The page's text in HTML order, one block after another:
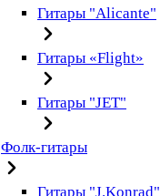
Гитары "Alicante"
Гитары «Flight»
Гитары "JET"
Фолк-гитары
Гитары "J.Konrad"